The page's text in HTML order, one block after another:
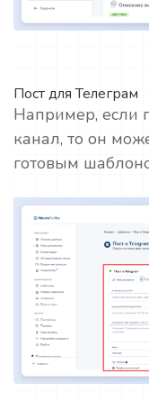
Пост для Телеграм
Например, если
канал, то он
готовым